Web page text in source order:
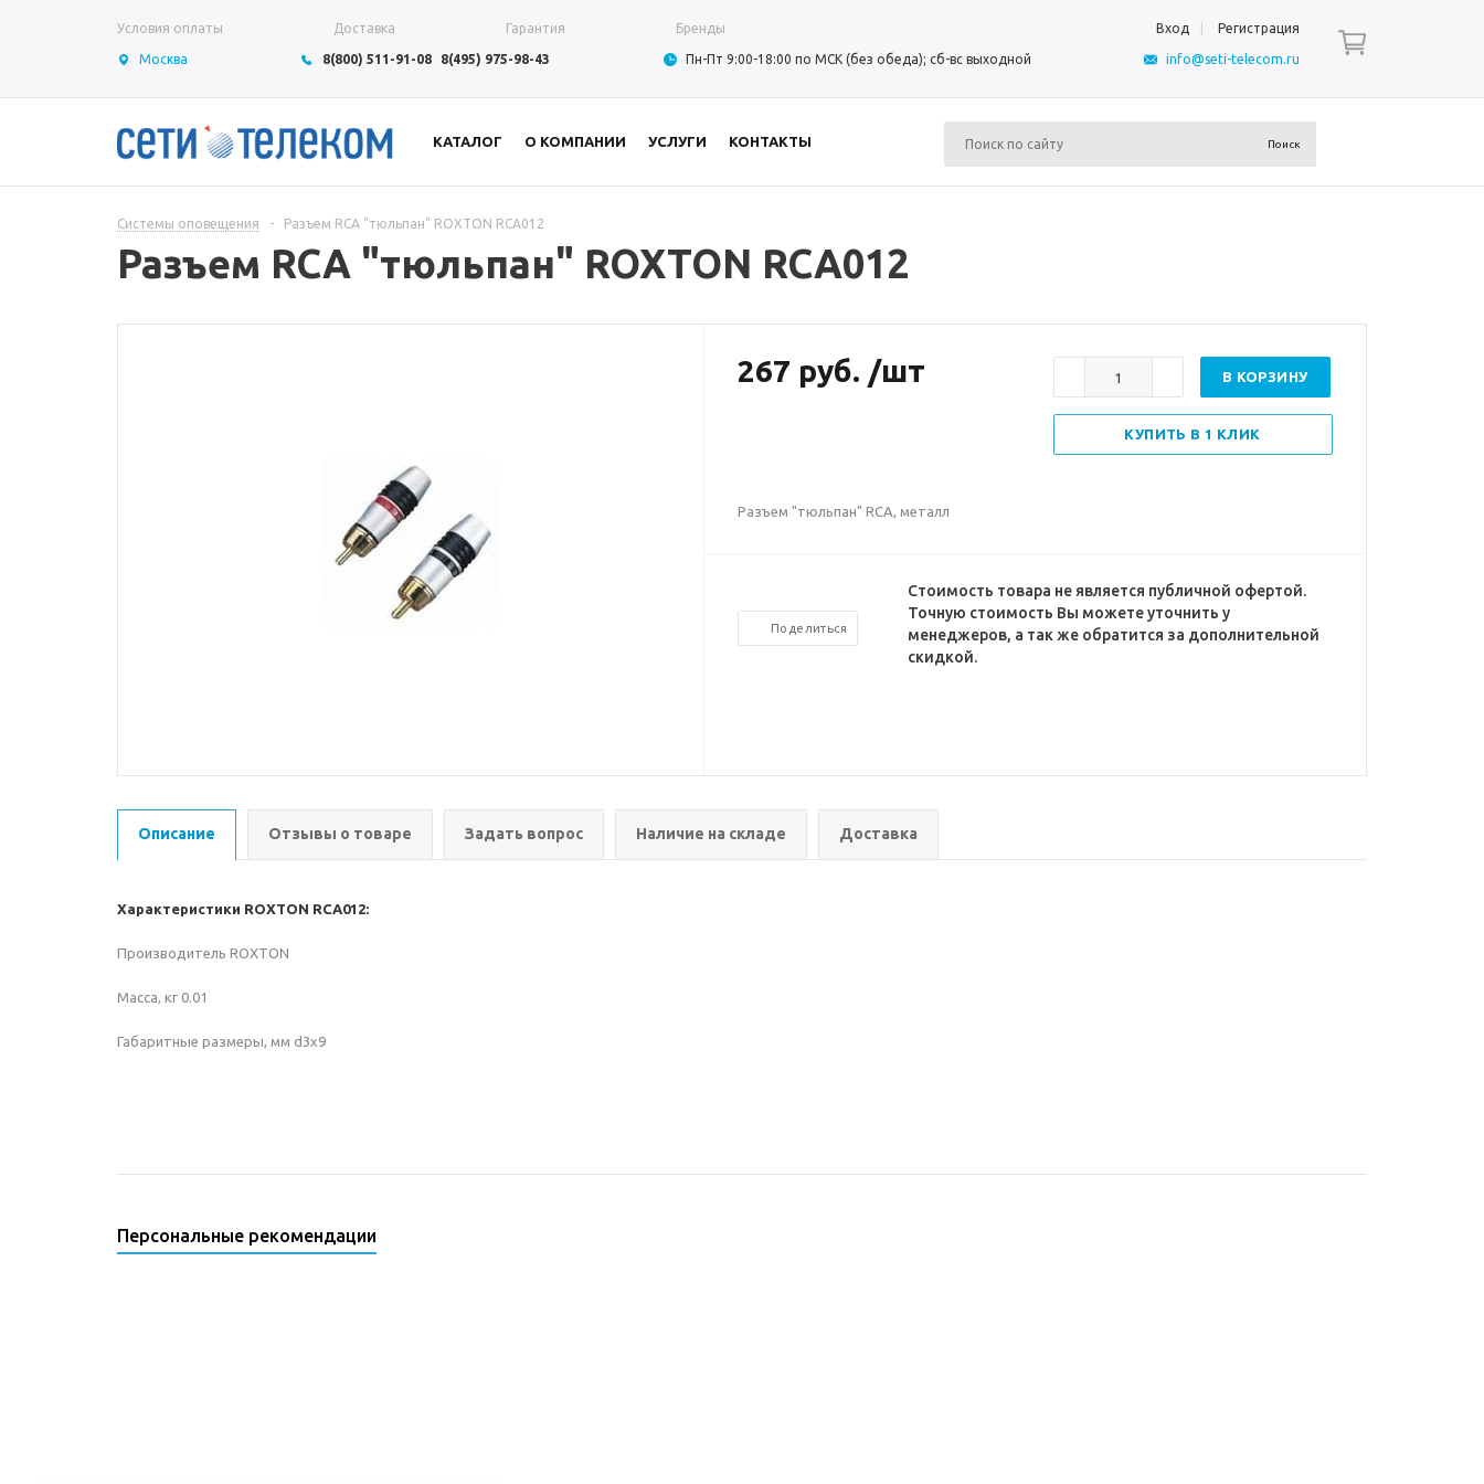
Условия оплаты Доставка Гарантия Бренды Вход Регистрация
Москва 8(800) 511-91-08 8(495) 975-98-43 Пн-Пт 9:00-18:00 по МСК (без обеда); сб-вс выходной info@seti-telecom.ru
КАТАЛОГ О КОМПАНИИ УСЛУГИ КОНТАКТЫ
Системы оповещения - Разъем RCA "тюльпан" ROXTON RCA012
Разъем RCA "тюльпан" ROXTON RCA012
267 руб. /шт В КОРЗИНУ
КУПИТЬ В 1 КЛИК
Разъем "тюльпан" RCA, металл
Поделиться
Стоимость товара не является публичной офертой.
Точную стоимость Вы можете уточнить у
менеджеров, а так же обратится за дополнительной
скидкой.
Описание Отзывы о товаре Задать вопрос Наличие на складе Доставка
Характеристики ROXTON RCA012:
Производитель ROXTON
Масса, кг 0.01
Габаритные размеры, мм d3x9
Персональные рекомендации